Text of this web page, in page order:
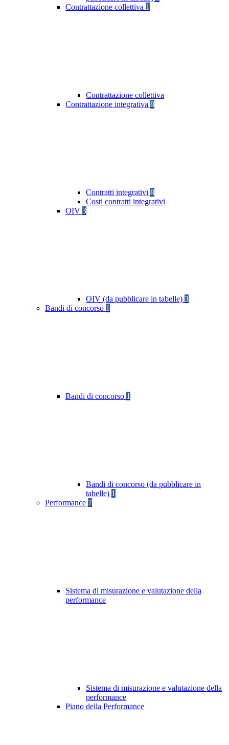
Contrattazione collettiva 1
Contrattazione collettiva
Contrattazione integrativa 8
Contratti integrativi 8
Costi contratti integrativi
OIV 3
OIV (da pubblicare in tabelle) 3
Bandi di concorso 1
Bandi di concorso 1
Bandi di concorso (da pubblicare in
tabelle) 1
Performance 7
Sistema di misurazione e valutazione della
performance
Sistema di misurazione e valutazione della
performance
Piano della Performance